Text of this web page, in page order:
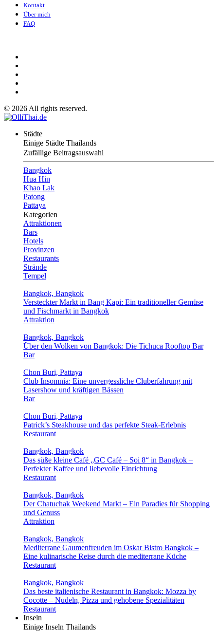
Kontakt
Über mich
FAQ
© 2026 All rights reserved.
Städte
Einige Städte Thailands
Zufällige Beitragsauswahl
Bangkok
Hua Hin
Khao Lak
Patong
Pattaya
Kategorien
Attraktionen
Bars
Hotels
Provinzen
Restaurants
Strände
Tempel
Bangkok, Bangkok
Versteckter Markt in Bang Kapi: Ein traditioneller Gemüse
und Fischmarkt in Bangkok
Attraktion
Bangkok, Bangkok
Über den Wolken von Bangkok: Die Tichuca Rooftop Bar
Bar
Chon Buri, Pattaya
Club Insomnia: Eine unvergessliche Cluberfahrung mit
Lasershow und kräftigen Bässen
Bar
Chon Buri, Pattaya
Patrick’s Steakhouse und das perfekte Steak-Erlebnis
Restaurant
Bangkok, Bangkok
Das süße kleine Café „GC Café – Soi 8“ in Bangkok –
Perfekter Kaffee und liebevolle Einrichtung
Restaurant
Bangkok, Bangkok
Der Chatuchak Weekend Markt – Ein Paradies für Shopping
und Genuss
Attraktion
Bangkok, Bangkok
Mediterrane Gaumenfreuden im Oskar Bistro Bangkok –
Eine kulinarische Reise durch die mediterrane Küche
Restaurant
Bangkok, Bangkok
Das beste italienische Restaurant in Bangkok: Mozza by
Cocotte – Nudeln, Pizza und gehobene Spezialitäten
Restaurant
Inseln
Einige Inseln Thailands